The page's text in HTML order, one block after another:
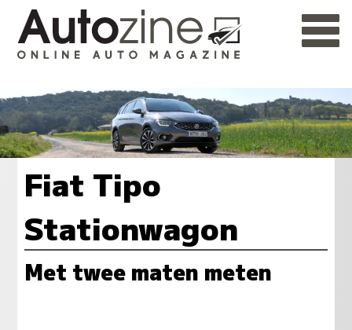
Fiat Tipo
Stationwagon
Met twee maten meten